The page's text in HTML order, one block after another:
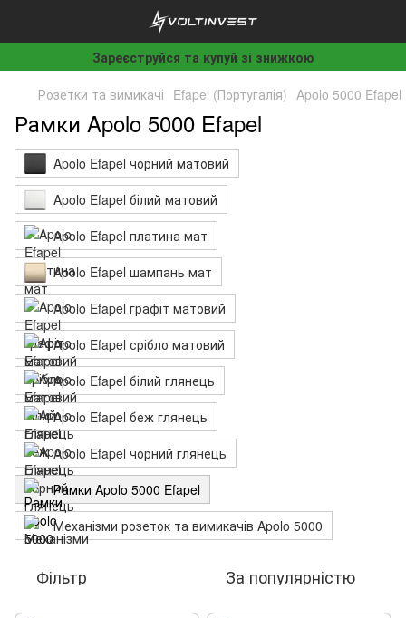
Зареєструйся та купуй зі знижкою
Розетки та вимикачі Efapel (Португалія) Apolo 5000 Efapel
Рамки Apolo 5000 Efapel
Apolo Efapel чорний матовий
Apolo Efapel білий матовий
Apolo Efapel платина мат
Apolo Efapel шампань мат
Apolo Efapel графіт матовий
Apolo Efapel срібло матовий
Apolo Efapel білий глянець
Apolo Efapel беж глянець
Apolo Efapel чорний глянець
Рамки Apolo 5000 Efapel
Механізми розеток та вимикачів Apolo 5000
Фільтр За популярністю